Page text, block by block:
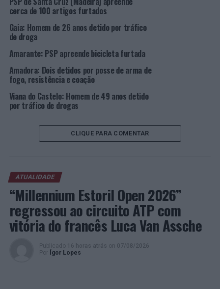
janeiro e 06 de fevereiro
Rally Noturno com partida em Anadia
cerca de 100 artigos furtados
Gaia: Homem de 26 anos detido por tráfico
de droga
Amarante: PSP apreende bicicleta furtada
Amadora: Dois detidos por posse de arma de
fogo, resistência e coação
Viana do Castelo: Homem de 49 anos detido
por tráfico de drogas
CLIQUE PARA COMENTAR
ATUALIDADE
“Millennium Estoril Open 2026”
regressou ao circuito ATP com
vitória do francês Luca Van Assche
Publicado 16 horas atrás on 07/08/2026
Por
Ígor Lopes